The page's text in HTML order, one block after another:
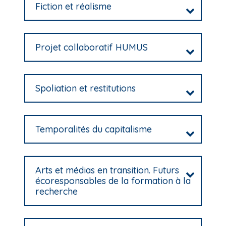
Fiction et réalisme
Projet collaboratif HUMUS
Spoliation et restitutions
Temporalités du capitalisme
Arts et médias en transition. Futurs
écoresponsables de la formation à la
recherche